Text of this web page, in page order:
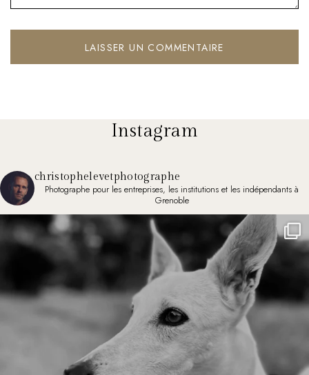
Instagram
christophelevetphotographe
Photographe pour les entreprises, les institutions et les indépendants à
Grenoble